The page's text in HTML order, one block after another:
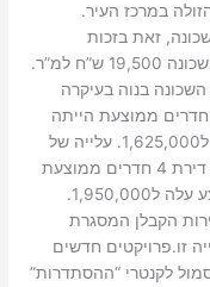
במרכז העיר.
זאת בזכות
התשואה הגבוהה יחסית. המחיר הממוצע בשכונה 19,500 ש”ח למ”ר.
בנוה בעיקרה
מבתים צמודי קרקע. ב 01/21 עלות דירת 3 חדרים ממוצעת הייתה
1,520,000, וב 01/21 המחיר הממוצע עלה ל1,625,000. עלייה של
7% בממוצע בשנה האחרונה. ב 01/21 עלות דירת 4 חדרים ממוצעת
הייתה 1,730,000, וב 01/21 המחיר הממוצע עלה ל1,950,000.
לדירות הקבלן המסגרת
זו.פרויקטים חדשים
לקנטרי “ההסתדרות”